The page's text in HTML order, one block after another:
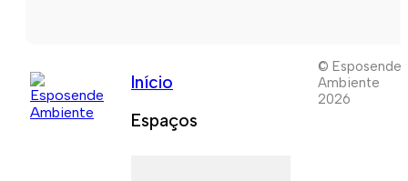
Início
Espaços
© Esposende
Ambiente
2026